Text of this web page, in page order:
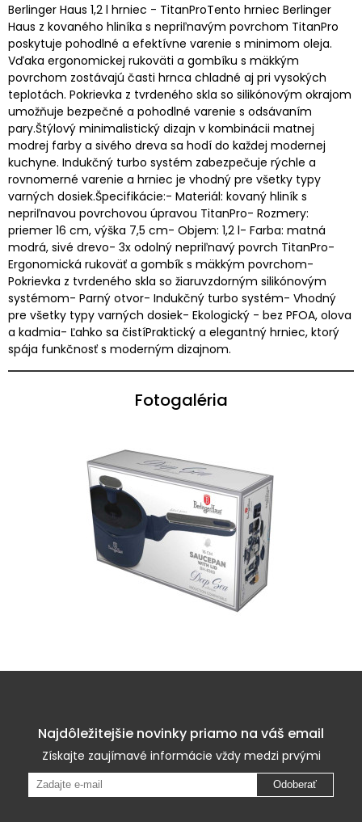
Berlinger Haus 1,2 l hrniec - TitanProTento hrniec Berlinger
Haus z kovaného hliníka s nepriľnavým povrchom TitanPro
poskytuje pohodlné a efektívne varenie s minimom oleja.
Vďaka ergonomickej rukoväti a gombíku s mäkkým
povrchom zostávajú časti hrnca chladné aj pri vysokých
teplotách. Pokrievka z tvrdeného skla so silikónovým okrajom
umožňuje bezpečné a pohodlné varenie s odsávaním
pary.Štýlový minimalistický dizajn v kombinácii matnej
modrej farby a sivého dreva sa hodí do každej modernej
kuchyne. Indukčný turbo systém zabezpečuje rýchle a
rovnomerné varenie a hrniec je vhodný pre všetky typy
varných dosiek.Špecifikácie:- Materiál: kovaný hliník s
nepriľnavou povrchovou úpravou TitanPro- Rozmery:
priemer 16 cm, výška 7,5 cm- Objem: 1,2 l- Farba: matná
modrá, sivé drevo- 3x odolný nepriľnavý povrch TitanPro-
Ergonomická rukoväť a gombík s mäkkým povrchom-
Pokrievka z tvrdeného skla so žiaruvzdorným silikónovým
systémom- Parný otvor- Indukčný turbo systém- Vhodný
pre všetky typy varných dosiek- Ekologický - bez PFOA, olova
a kadmia- Ľahko sa čistíPraktický a elegantný hrniec, ktorý
spája funkčnosť s moderným dizajnom.
Fotogaléria
Najdôležitejšie novinky priamo na váš email
Získajte zaujímavé informácie vždy medzi prvými
Odoberať